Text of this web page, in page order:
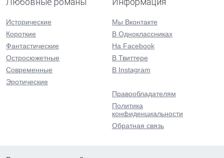
Исторические
Короткие
Фантастические
Остросюжетные
Современные
Эротические
Мы Вконтакте
В Одноклассниках
На Facebook
В Твиттере
В Instagram
Правообладателям
Политика
конфиденциальности
Обратная связь